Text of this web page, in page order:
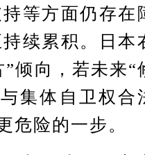
等方面仍存在
续累积。日本
倾向，若未来“
集体自卫权合
危险的一步。